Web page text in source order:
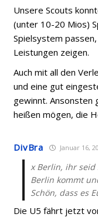
Unsere Scouts
(unter 10-20 Mios)
Spielsystem
Leistungen zeigen.
Auch mit all den
und eine gut
gewinnt. Ansonsten
heißen mögen, die
DivBra Januar 16,
x Berlin, ihr seid
Berlin kommt
Schön, dass es
Die U5 fährt jetzt